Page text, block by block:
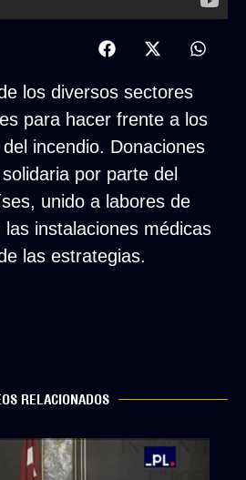
los diversos sectores
para hacer frente a los
incendio. Donaciones
por parte del
unido a labores de
instalaciones médicas
las estrategias.
RELACIONADOS
wplink